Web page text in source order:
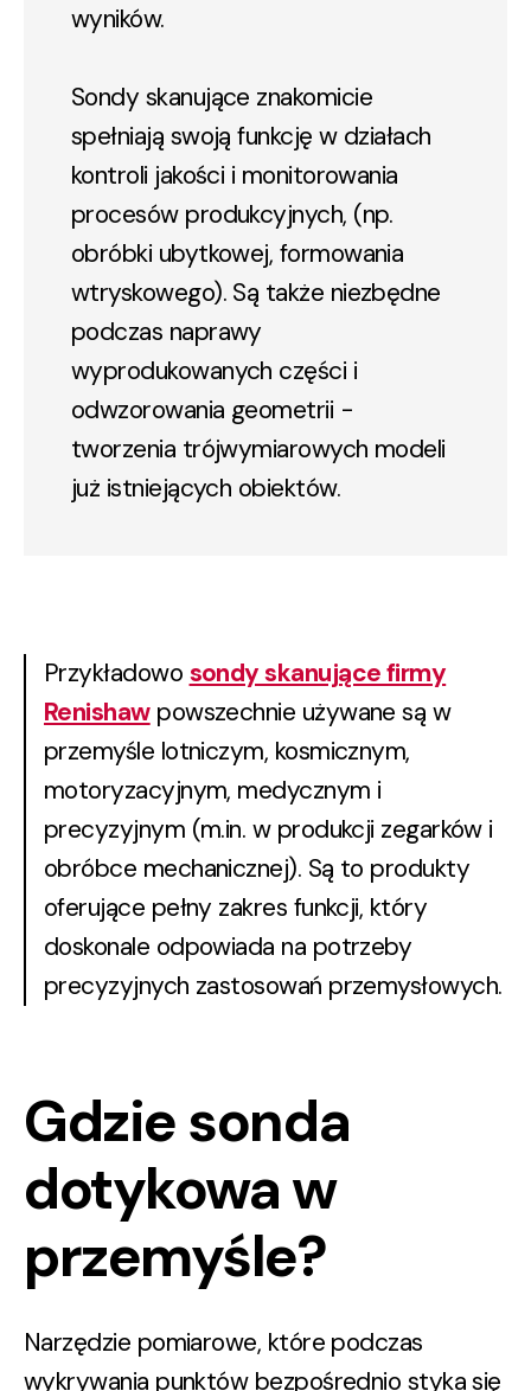
wyników.
Sondy skanujące znakomicie
spełniają swoją funkcję w działach
kontroli jakości i monitorowania
procesów produkcyjnych, (np.
obróbki ubytkowej, formowania
wtryskowego). Są także niezbędne
podczas naprawy
wyprodukowanych części i
odwzorowania geometrii -
tworzenia trójwymiarowych modeli
już istniejących obiektów.
Przykładowo sondy skanujące firmy
Renishawpowszechnie używane są w
przemyśle lotniczym, kosmicznym,
motoryzacyjnym, medycznym i
precyzyjnym (m.in. w produkcji zegarków i
obróbce mechanicznej). Są to produkty
oferujące pełny zakres funkcji, który
doskonale odpowiada na potrzeby
precyzyjnych zastosowań przemysłowych.
Gdzie sonda
dotykowa w
przemyśle?
Narzędzie pomiarowe, które podczas
wykrywania punktów bezpośrednio styka się